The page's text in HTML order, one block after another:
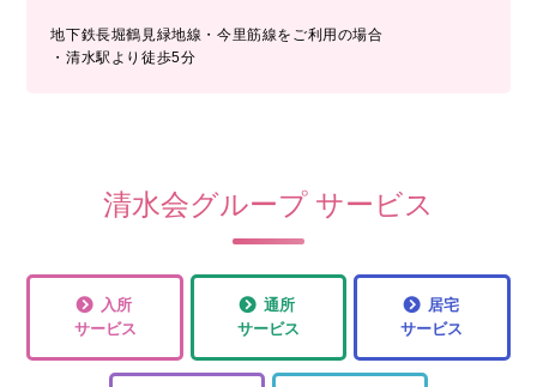
地下鉄長堀鶴見緑地線・今里筋線をご利用の場合
・清水駅より徒歩5分
清水会グループ サービス
入所
サービス
通所
サービス
居宅
サービス